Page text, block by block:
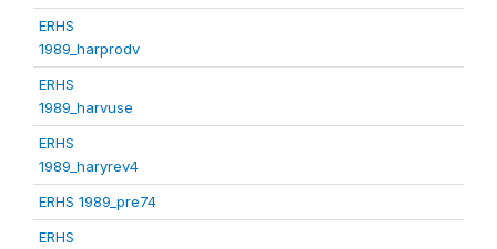
ERHS
1989_harprodv
ERHS
1989_harvuse
ERHS
1989_haryrev4
ERHS 1989_pre74
ERHS